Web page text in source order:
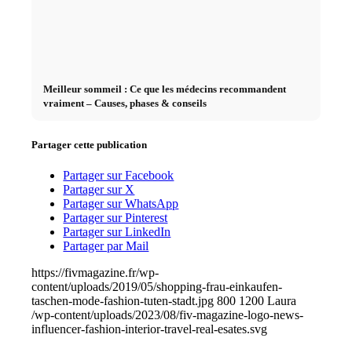
Meilleur sommeil : Ce que les médecins recommandent
vraiment – Causes, phases & conseils
Partager cette publication
Partager sur Facebook
Partager sur X
Partager sur WhatsApp
Partager sur Pinterest
Partager sur LinkedIn
Partager par Mail
https://fivmagazine.fr/wp-
content/uploads/2019/05/shopping-frau-einkaufen-
taschen-mode-fashion-tuten-stadt.jpg 800 1200 Laura
/wp-content/uploads/2023/08/fiv-magazine-logo-news-
influencer-fashion-interior-travel-real-esates.svg